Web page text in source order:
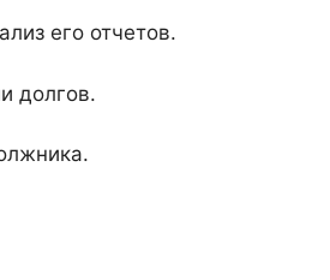
его отчетов.
долгов.